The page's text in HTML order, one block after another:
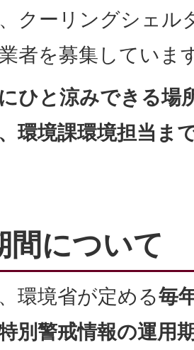
クーリングシェル
者を募集していま
ひと涼みできる場
環境課環境担当ま
間について
環境省が定める毎
別警戒情報の運用